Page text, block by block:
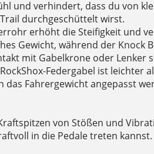
und verhindert, dass du von
durchgeschüttelt wirst.
erhöht die Steifigkeit und
Gewicht, während der Knock
mit Gabelkrone oder Lenker
Federgabel ist leichter
das Fahrergewicht angepasst
von Stößen und
in die Pedale treten kannst.